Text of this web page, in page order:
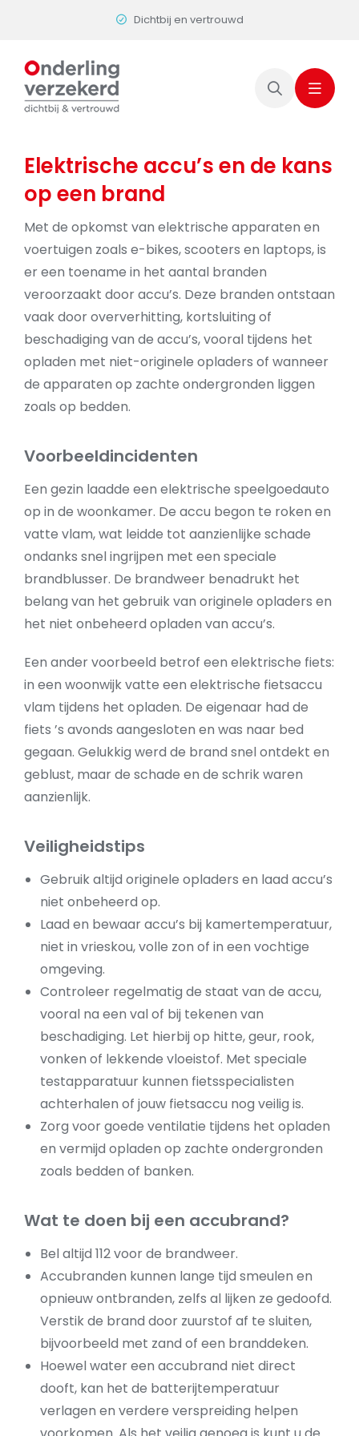
Dichtbij en vertrouwd
Elektrische accu’s en de kans
op een brand
Met de opkomst van elektrische apparaten en
voertuigen zoals e-bikes, scooters en laptops, is
er een toename in het aantal branden
veroorzaakt door accu’s. Deze branden ontstaan
vaak door oververhitting, kortsluiting of
beschadiging van de accu’s, vooral tijdens het
opladen met niet-originele opladers of wanneer
de apparaten op zachte ondergronden liggen
zoals op bedden.
Voorbeeldincidenten
Een gezin laadde een elektrische speelgoedauto
op in de woonkamer. De accu begon te roken en
vatte vlam, wat leidde tot aanzienlijke schade
ondanks snel ingrijpen met een speciale
brandblusser. De brandweer benadrukt het
belang van het gebruik van originele opladers en
het niet onbeheerd opladen van accu’s.
Een ander voorbeeld betrof een elektrische fiets:
in een woonwijk vatte een elektrische fietsaccu
vlam tijdens het opladen. De eigenaar had de
fiets ’s avonds aangesloten en was naar bed
gegaan. Gelukkig werd de brand snel ontdekt en
geblust, maar de schade en de schrik waren
aanzienlijk.
Veiligheidstips
Gebruik altijd originele opladers en laad accu’s
niet onbeheerd op.
Laad en bewaar accu’s bij kamertemperatuur,
niet in vrieskou, volle zon of in een vochtige
omgeving.
Controleer regelmatig de staat van de accu,
vooral na een val of bij tekenen van
beschadiging. Let hierbij op hitte, geur, rook,
vonken of lekkende vloeistof. Met speciale
testapparatuur kunnen fietsspecialisten
achterhalen of jouw fietsaccu nog veilig is.
Zorg voor goede ventilatie tijdens het opladen
en vermijd opladen op zachte ondergronden
zoals bedden of banken.
Wat te doen bij een accubrand?
Bel altijd 112 voor de brandweer.
Accubranden kunnen lange tijd smeulen en
opnieuw ontbranden, zelfs al lijken ze gedoofd.
Verstik de brand door zuurstof af te sluiten,
bijvoorbeeld met zand of een branddeken.
Hoewel water een accubrand niet direct
dooft, kan het de batterijtemperatuur
verlagen en verdere verspreiding helpen